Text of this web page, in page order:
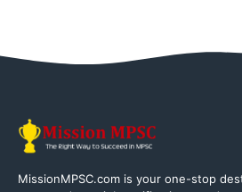
MissionMPSC.com is your one-stop